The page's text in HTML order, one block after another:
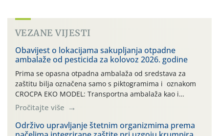
VEZANE VIJESTI
Obavijest o lokacijama sakupljanja otpadne
ambalaže od pesticida za kolovoz 2026. godine
Prima se opasna otpadna ambalaža od sredstava za
zaštitu bilja označena samo s piktogramima i oznakom
CROCPA EKO MODEL: Transportna ambalaža kao i
ambalaža drugih proizvoda koji nisu sredstva za zaštitu
bilja (npr. ambalaža od mineralnih gnojiva,) se ne
prihvaća. Korisnicima je osiguran besplatni povrat
Pročitajte više
Održivo upravljanje štetnim organizmima prema